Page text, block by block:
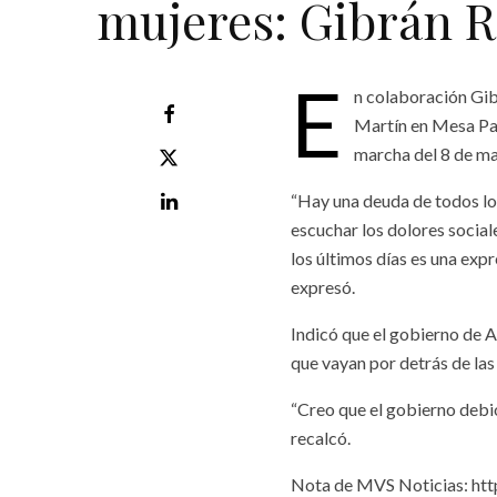
mujeres: Gibrán
E
n colaboración
Martín en Mesa
marcha del 8 de
“Hay una deuda de todos
escuchar los dolores
los últimos días es una
expresó.
Indicó que el gobierno de
que vayan por detrás de
“Creo que el gobierno
recalcó.
Nota de MVS Noticias: